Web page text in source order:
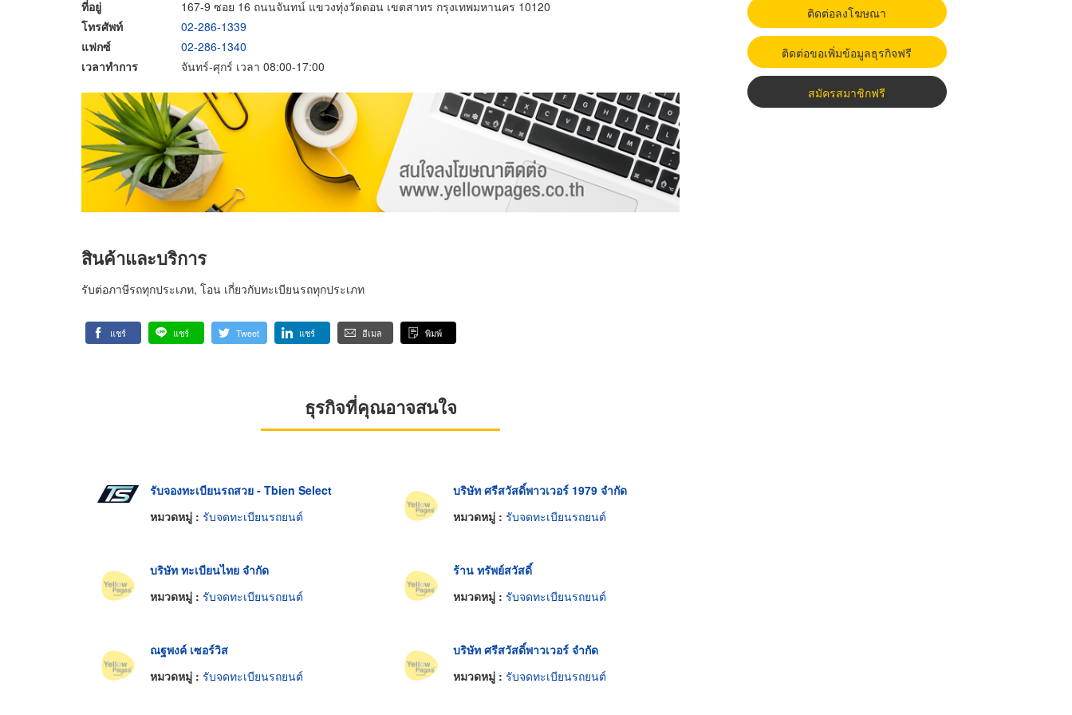
ที่อยู่
167-9 ซอย 16 ถนนจันทน์ แขวงทุ่งวัดดอน เขตสาทร กรุงเทพมหานคร 10120
โทรศัพท์
02-286-1339
แฟกซ์
02-286-1340
เวลาทำการ
จันทร์-ศุกร์ เวลา 08:00-17:00
สินค้าและบริการ
รับต่อภาษีรถทุกประเภท, โอน เกี่ยวกับทะเบียนรถทุกประเภท
แชร์ แชร์ Tweet แชร์ อีเมล พิมพ์
ธุรกิจที่คุณอาจสนใจ
รับจองทะเบียนรถสวย - Tbien Select
หมวดหมู่ : รับจดทะเบียนรถยนต์
บริษัท ศรีสวัสดิ์พาวเวอร์ 1979 จำกัด
หมวดหมู่ : รับจดทะเบียนรถยนต์
บริษัท ทะเบียนไทย จำกัด
หมวดหมู่ : รับจดทะเบียนรถยนต์
ร้าน ทรัพย์สวัสดิ์
หมวดหมู่ : รับจดทะเบียนรถยนต์
ณฐพงค์ เซอร์วิส
หมวดหมู่ : รับจดทะเบียนรถยนต์
บริษัท ศรีสวัสดิ์พาวเวอร์ จำกัด
หมวดหมู่ : รับจดทะเบียนรถยนต์
ติดต่อลงโฆษณา
ติดต่อขอเพิ่มข้อมูลธุรกิจฟรี
สมัครสมาชิกฟรี